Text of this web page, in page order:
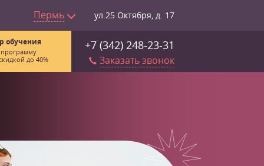
Пермь ул.25 Октября, д. 17
+7 (342) 248-23-31
Заказать звонок
обучения
до 40%